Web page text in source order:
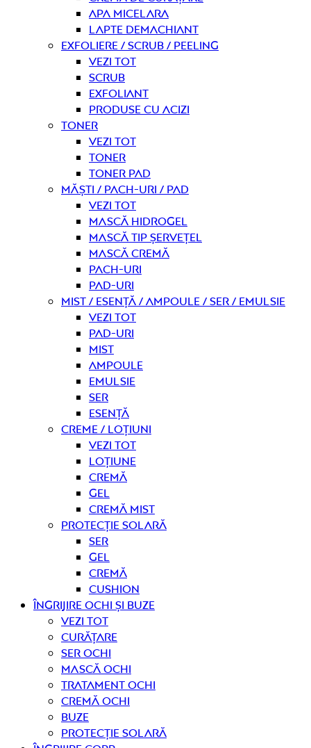
Apa micelara
Lapte demachiant
Exfoliere / Scrub / Peeling
Vezi tot
Scrub
Exfoliant
Produse cu acizi
Toner
Vezi tot
Toner
Toner pad
Măști / Pach-uri / Pad
Vezi tot
Mască hidrogel
Mască tip șervețel
Mască Cremă
Pach-uri
Pad-uri
Mist / Esență / Ampoule / Ser / Emulsie
Vezi tot
Pad-uri
Mist
Ampoule
Emulsie
Ser
Esență
Creme / Loțiuni
Vezi tot
Loțiune
Cremă
Gel
Cremă mist
Protecție solară
Ser
Gel
Cremă
Cushion
Îngrijire OCHI ȘI BUZE
Vezi tot
curățare
Ser ochi
Mască ochi
Tratament ochi
Cremă ochi
Buze
Protecție solară